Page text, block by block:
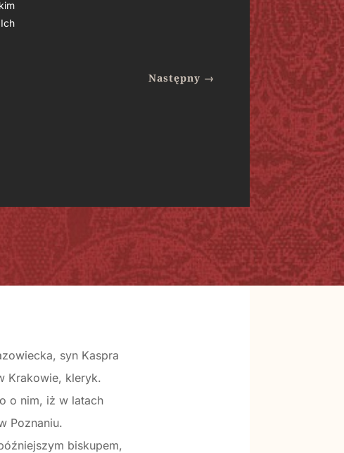
Następny →
syn Kaspra
Krakowie, kleryk.
o nim, iż w latach
Poznaniu.
biskupem,